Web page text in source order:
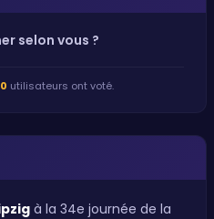
selon vous ?
0 utilisateurs ont voté.
à la 34e journée de la